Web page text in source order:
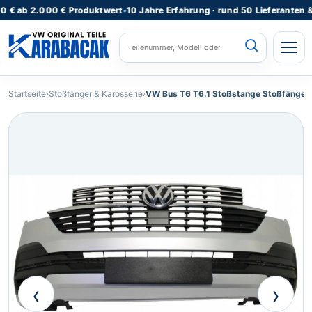
2.000 € Produktwert•10 Jahre Erfahrung · rund 50 Lieferanten & Lager
STARTSEITE
ALLE PRODUKTE
REPARATURSERVICE
TEILEANFRAGE
RATGEBER
KONTAKT
Startseite›Stoßfänger & Karosserie›VW Bus T6 T6.1 Stoßstange Stoßfänger
‹ ›